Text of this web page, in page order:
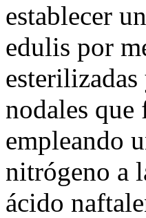
establecer
edulis por
nodales que
empleando
nitrógeno a
ácido